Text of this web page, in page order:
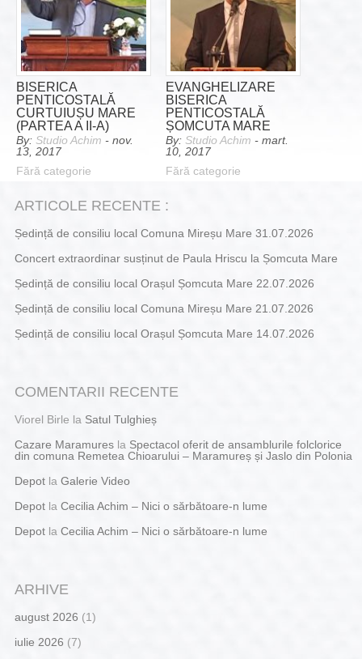
BISERICA
PENTICOSTALĂ
CURTUIUȘU MARE
(PARTEA A II-A)
By: Studio Achim - nov.
13, 2017
Fără categorie
EVANGHELIZARE
BISERICA
PENTICOSTALĂ
ȘOMCUTA MARE
By: Studio Achim - mart.
10, 2017
Fără categorie
ARTICOLE RECENTE :
Ședință de consiliu local Comuna Mireșu Mare 31.07.2026
Concert extraordinar susținut de Paula Hriscu la Șomcuta Mare
Ședință de consiliu local Orașul Șomcuta Mare 22.07.2026
Ședință de consiliu local Comuna Mireșu Mare 21.07.2026
Ședință de consiliu local Orașul Șomcuta Mare 14.07.2026
COMENTARII RECENTE
Viorel Birle la Satul Tulghieș
Cazare Maramuresla Spectacol oferit de ansamblurile folclorice
din comuna Remetea Chioarului – Maramureș și Jaslo din Polonia
Depotla Galerie Video
Depotla Cecilia Achim – Nici o sărbătoare-n lume
Depotla Cecilia Achim – Nici o sărbătoare-n lume
ARHIVE
august 2026 (1)
iulie 2026 (7)